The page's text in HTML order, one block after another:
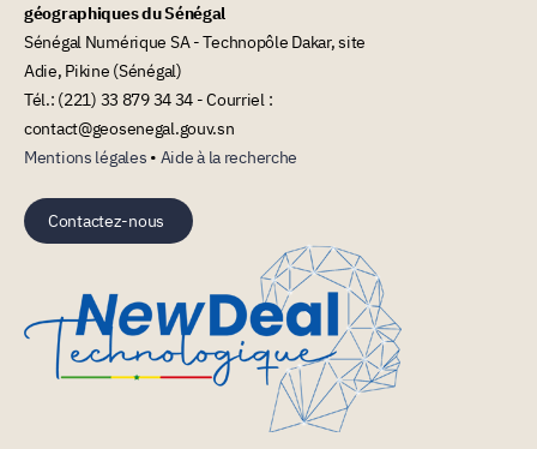
géographiques du Sénégal
Sénégal Numérique SA - Technopôle Dakar, site
Adie, Pikine (Sénégal)
Tél.: (221) 33 879 34 34 - Courriel :
contact@geosenegal.gouv.sn
Mentions légales • Aide à la recherche
Contactez-nous